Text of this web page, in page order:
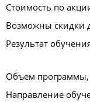
Стоимость по
Возможны скидки
Результат
Объем программы,
Направление